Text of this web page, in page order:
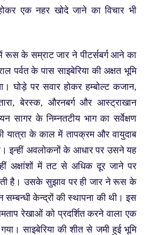
एक नहर खोदे जाने का विचार भी
के सम्राट जार ने पीटर्सबर्ग आने का
पर्वत के पास साइबेरिया की अक्षत भूमि
घोड़े पर सवार होकर हम्बोल्ट कजान,
बेरस्क, औरनबर्ग और आस्ट्राखान
सागर के निम्नतटीय भाग का सर्वेक्षण
यात्रा के काल में तापक्रम और वायुदाब
इन्हीं अवलोकनों के आधार पर उसने यह
अक्षांशों में तट से अधिक दूर जाने पर
है। उसके सुझाव पर ही जार ने रूस के
सम्बन्धी केन्द्रों की स्थापना की थी। इस
रेखाओं को प्रदर्शित करने वाला एक
साइबेरिया की शीत से जमी हुई भूमि